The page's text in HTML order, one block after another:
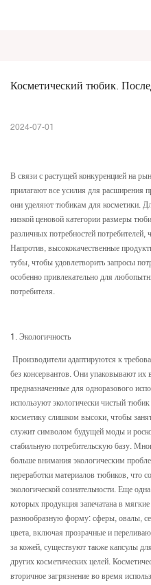
Косметический тюбик.
2024-07-01
В связи с растущей конкуренцией на
прилагают все усилия для расширения
они уделяют тюбикам для косметики.
низкой ценовой категории размеры
различных потребностей
Напротив, высококачественные
тубы, чтобы удовлетворить запросы
особенно привлекательно для
потребителя.
1. Экологичность
Производители адаптируются к
без консервантов. Они упаковывают их
предназначенные для одноразового
используют экологически чистый тюбик
косметику слишком высоки, чтобы
служит символом будущей моды и
стабильную потребительскую базу.
больше внимания экологическим
переработки материалов тюбиков, что
экологической сознательности. Еще
которых продукция запечатана в
разнообразную форму: сферы, овалы,
цвета, включая прозрачные и
за кожей, существуют также капсулы
других косметических целей.
вторичное загрязнение во время